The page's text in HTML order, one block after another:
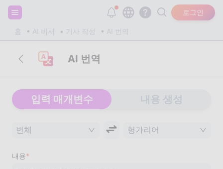
로그인
홈 AI 비서 기사 작성 AI 번역
회원가입하고 20,000개의 무료 토큰을 받으세요!
AI 번역
입력 매개변수
번체 헝가리어
내용*